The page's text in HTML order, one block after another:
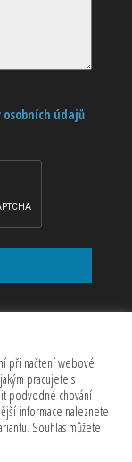
údajů
při načtení webové
pracujete s
podvodné chování
informace naleznete
Souhlas můžete